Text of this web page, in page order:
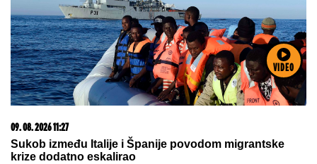
VIDEO
Dete sa autizmom polivali vodom i mazali mu lak na
usta: Potresno iskustvo žene iz vrtića za Mame